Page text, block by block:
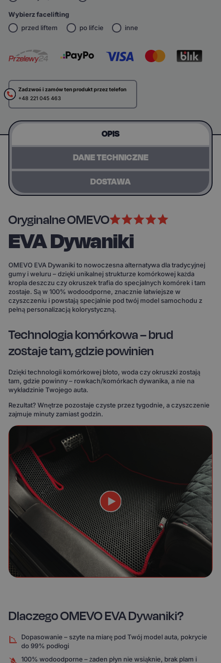
Wybierz facelifting
przed liftem
po lifcie inne
Zadzwoń i zamów ten produkt przez telefon
+48 221 045 463
OPIS
DANE TECHNICZNE
DOSTAWA
Oryginalne OMEVO
EVA Dywaniki
OMEVO EVA Dywaniki to nowoczesna alternatywa dla tradycyjnej
gumy i weluru – dzięki unikalnej strukturze komórkowej każda
kropla deszczu czy okruszek trafia do specjalnych komórek i tam
zostaje. Są w 100% wodoodporne, znacznie łatwiejsze w
czyszczeniu i powstają specjalnie pod twój model samochodu z
pełną personalizacją kolorystyczną.
Technologia komórkowa – brud
zostaje tam, gdzie powinien
Dzięki technologii komórkowej błoto, woda czy okruszki zostają
tam, gdzie powinny – rowkach/komórkach dywanika, a nie na
wykładzinie Twojego auta.
Rezultat? Wnętrze pozostaje czyste przez tygodnie, a czyszczenie
zajmuje minuty zamiast godzin.
Dlaczego OMEVO EVA Dywaniki?
Dopasowanie – szyte na miarę pod Twój model auta, pokrycie
do 99% podłogi
100% wodoodporne – żaden płyn nie wsiąknie, brak plam i